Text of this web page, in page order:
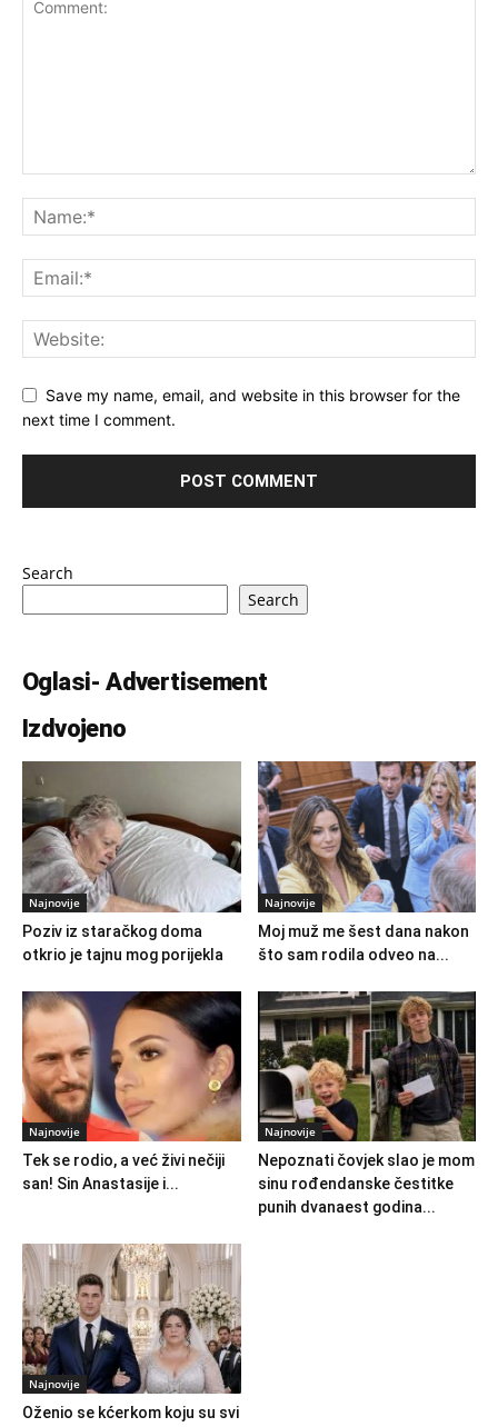
Save my name, email, and website in this browser for the
next time I comment.
Search
Search
Oglasi- Advertisement
Izdvojeno
Najnovije
Poziv iz staračkog doma
otkrio je tajnu mog porijekla
Najnovije
Moj muž me šest dana nakon
što sam rodila odveo na...
Najnovije
Tek se rodio, a već živi nečiji
san! Sin Anastasije i...
Najnovije
Nepoznati čovjek slao je mom
sinu rođendanske čestitke
punih dvanaest godina...
Najnovije
Oženio se kćerkom koju su svi